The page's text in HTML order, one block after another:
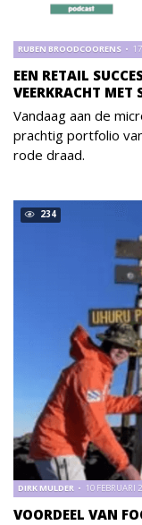
EEN RETAIL
VEERKRACHT MET
RUBEN BROODCOORENS
Vandaag aan de
prachtig portfolio
rode draad.
234
VOORDEEL VAN
DIRK MULDER 10 FEBRUARI